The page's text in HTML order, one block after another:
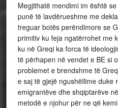
Megjithatë mendimi im është
punë të lavdërueshme me
treguar botës perëndimore se
primitiv ku feja ngatërrohet me
ku në Greqi ka forca të
të përhapen në vendet e BE si
problemet e brendshme të
e saj të gjejë ngushëllime duke
emigrantëve dhe shqiptarëve
metodë e njohur për ne që